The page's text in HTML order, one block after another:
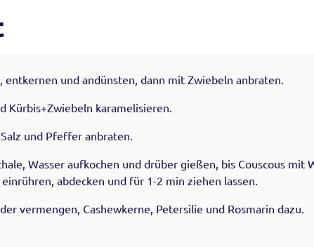
entkernen und andünsten, dann mit Zwiebeln anbraten.
Kürbis+Zwiebeln karamelisieren.
und Pfeffer anbraten.
Wasser aufkochen und drüber gießen, bis Couscous mit
abdecken und für 1-2 min ziehen lassen.
vermengen, Cashewkerne, Petersilie und Rosmarin dazu.